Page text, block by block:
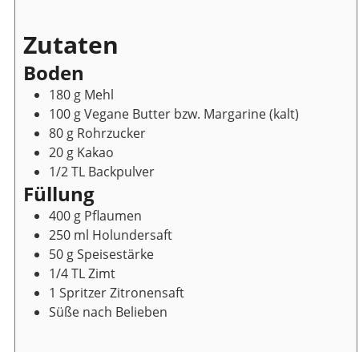
Zutaten
Boden
180 g Mehl
100 gVegane Butter bzw. Margarine(kalt)
80 g Rohrzucker
20 g Kakao
1/2TL Backpulver
Füllung
400 g Pflaumen
250 ml Holundersaft
50 gSpeisestärke
1/4TLZimt
1 SpritzerZitronensaft
Süße nach Belieben